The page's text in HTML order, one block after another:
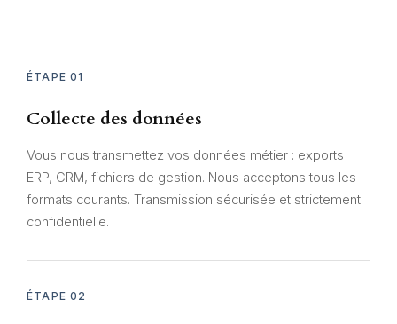
ÉTAPE 01
Collecte des données
Vous nous transmettez vos données métier : exports
ERP, CRM, fichiers de gestion. Nous acceptons tous les
formats courants. Transmission sécurisée et strictement
confidentielle.
ÉTAPE 02